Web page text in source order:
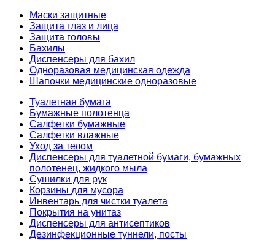
Маски защитные
Защита глаз и лица
Защита головы
Бахилы
Диспенсеры для бахил
Одноразовая медицинская одежда
Шапочки медицинские одноразовые
Туалетная бумага
Бумажные полотенца
Салфетки бумажные
Салфетки влажные
Уход за телом
Диспенсеры для туалетной бумаги, бумажных
полотенец, жидкого мыла
Сушилки для рук
Корзины для мусора
Инвентарь для чистки туалета
Покрытия на унитаз
Диспенсеры для антисептиков
Дезинфекционные туннели, посты